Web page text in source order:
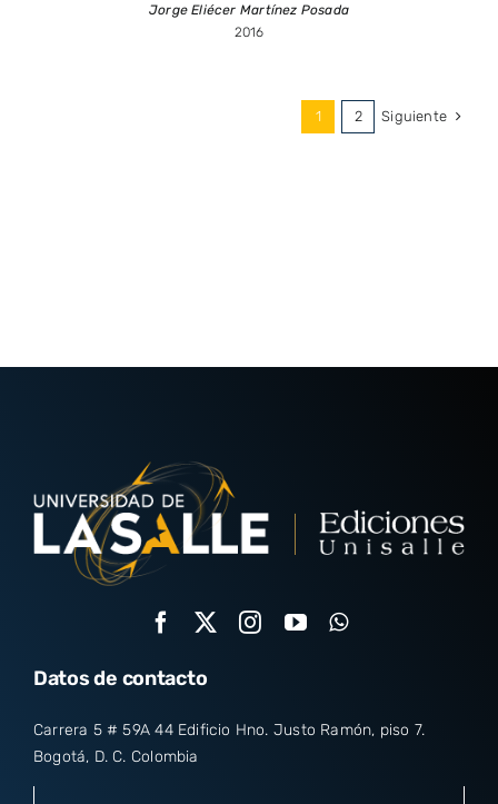
Jorge Eliécer Martínez Posada
2016
1 2 Siguiente
Datos de contacto
Carrera 5 # 59A 44 Edificio Hno. Justo Ramón, piso 7.
Bogotá, D. C. Colombia